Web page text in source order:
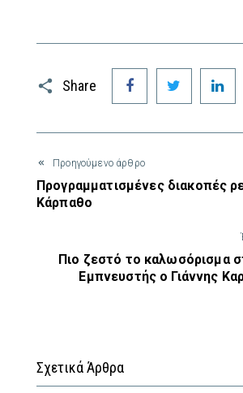
Share
Facebook Twitter
Προηγούμενο άρθρο
Προγραμματισμένες διακοπές
Κάρπαθο
Πιο ζεστό το καλωσόρισμα
Εμπνευστής ο Γιάννης
Σχετικά Άρθρα